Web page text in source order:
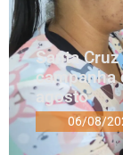
Santa
campanha
agosto
06/08/